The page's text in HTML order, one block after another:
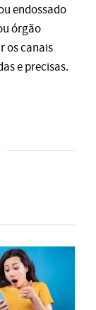
endossado
órgão
os canais
e precisas.